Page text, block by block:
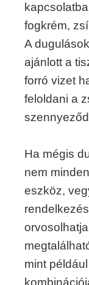
fogkrém,
A
ajánlott a
forró vizet
feloldani a
Ha mégis
nem
eszköz,
mint